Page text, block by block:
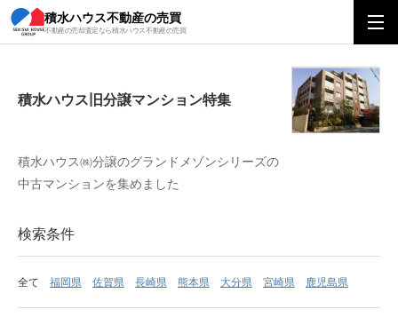
積水ハウス不動産の売買
不動産の売却査定なら積水ハウス不動産の売買
積水ハウス旧分譲マンション特集
積水ハウス旧分譲マンション特集
積水ハウス㈱分譲のグランドメゾンシリーズの
中古マンションを集めました
検索条件
全て 福岡県 佐賀県 長崎県 熊本県 大分県 宮崎県 鹿児島県